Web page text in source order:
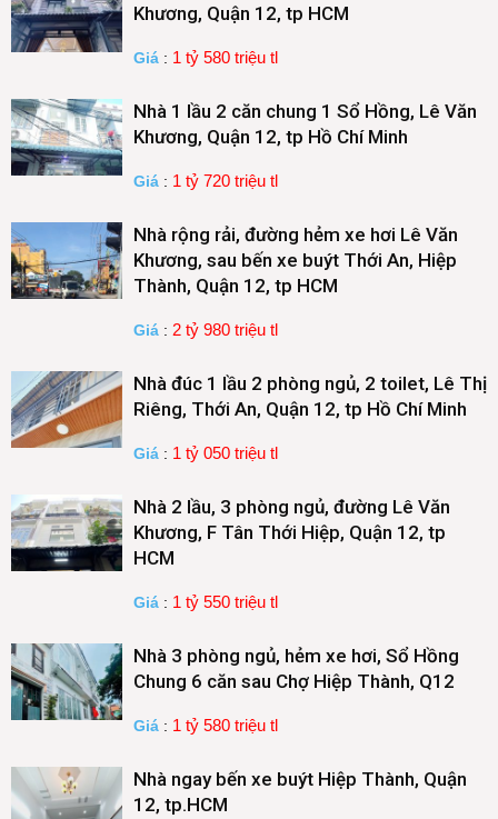
Khương, Quận 12, tp HCM
Giá : 1 tỷ 580 triệu tl
Nhà 1 lầu 2 căn chung 1 Sổ Hồng, Lê Văn
Khương, Quận 12, tp Hồ Chí Minh
Giá : 1 tỷ 720 triệu tl
Nhà rộng rải, đường hẻm xe hơi Lê Văn
Khương, sau bến xe buýt Thới An, Hiệp
Thành, Quận 12, tp HCM
Giá : 2 tỷ 980 triệu tl
Nhà đúc 1 lầu 2 phòng ngủ, 2 toilet, Lê Thị
Riêng, Thới An, Quận 12, tp Hồ Chí Minh
Giá : 1 tỷ 050 triệu tl
Nhà 2 lầu, 3 phòng ngủ, đường Lê Văn
Khương, F Tân Thới Hiệp, Quận 12, tp
HCM
Giá : 1 tỷ 550 triệu tl
Nhà 3 phòng ngủ, hẻm xe hơi, Sổ Hồng
Chung 6 căn sau Chợ Hiệp Thành, Q12
Giá : 1 tỷ 580 triệu tl
Nhà ngay bến xe buýt Hiệp Thành, Quận
12, tp.HCM